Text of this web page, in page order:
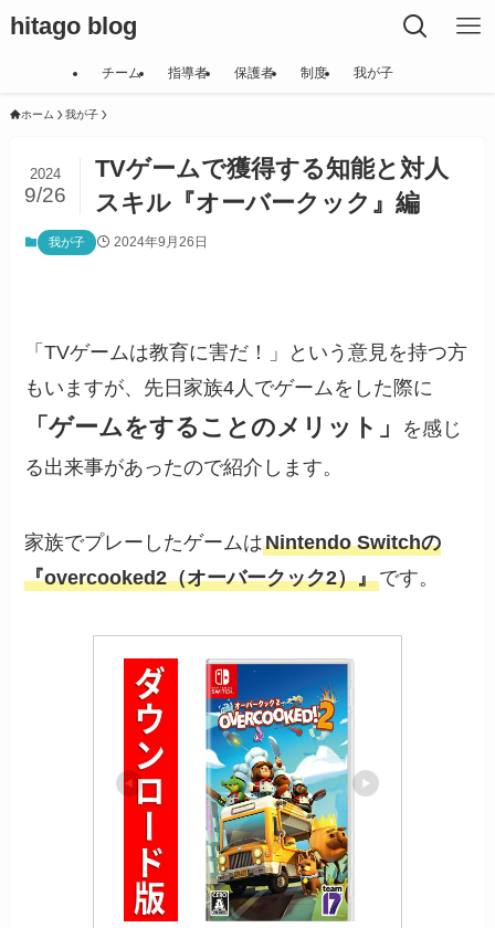
hitago blog
チーム 指導者 保護者 制度 我が子
ホーム 我が子
TVゲームで獲得する知能と対人
スキル『オーバークック』編
2024
9/26
我が子 2024年9月26日
「TVゲームは教育に害だ！」という意見を持つ方
もいますが、先日家族4人でゲームをした際に
「ゲームをすることのメリット」
を感じ
る出来事があったので紹介します。
家族でプレーしたゲームはNintendo Switchの
『overcooked2（オーバークック2）』です。